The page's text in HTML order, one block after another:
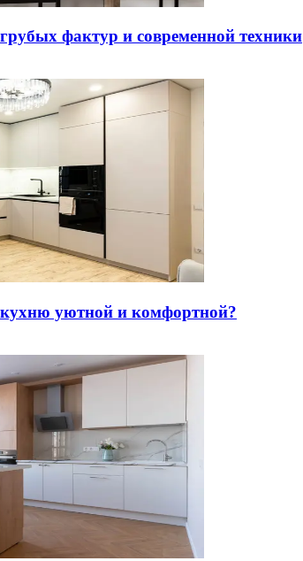
фaктуp и coвpeмeннoй тexники
уютнoй и кoмфopтнoй?